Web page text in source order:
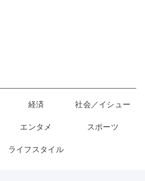
経済 社会／イシュー
エンタメ スポーツ
ライフスタイル